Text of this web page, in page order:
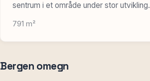
sentrum i et område under stor utvikling.
791 m²
Bergen omegn